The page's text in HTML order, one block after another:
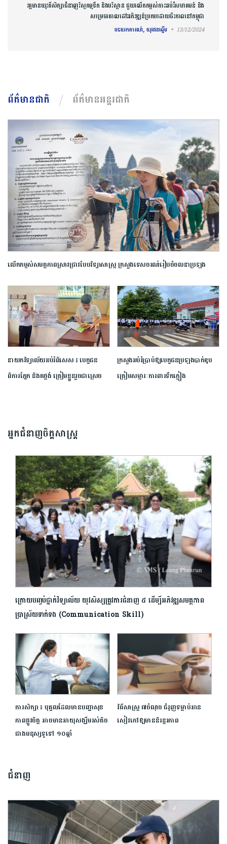
វត្តមានយុវតីសិក្សាជំនាញវិស្វកម្មទឹក និងបរិស្ថាន ជួយលើកកម្ពស់ការអប់រំសហគមន៍ និង
សម្រេចគោលដៅអភិវឌ្ឍន៍​ប្រកបដោយចីរភាពនៅកម្ពុជា
បទយកការណ៍, យុវជនឆ្នើម 13/12/2024
ព័ត៌មានជាតិ ព័ត៌មានអន្តរជាតិ
លើកកម្ពស់​សមត្ថភាព​ស្រាវជ្រាវ​បែប​វិទ្យាសាស្ត្រ​ ក្រសួង​ទេសចរណ៍​រៀបចំ​ចលនា​ប្រឡង​
នាយក​វិទ្យាល័យ​អប់រំ​ពិសេស​ ​៖ ​បេក្ខជន​
ពិការ​ភ្នែក​ និង​គថ្លង់​ ត្រៀមខ្លួន​រួច​ជាស្រេច​
ក្រសួង​អប់រំ​ប្រាប់​ឱ្យ​បេក្ខជន​ប្រឡង​បាក់ឌុប​
ត្រៀម​សម្ភារៈ​ការពារ​ទឹកភ្លៀង​
អ្នកជំនាញចិត្តសាស្រ្ត
ក្រោយបញ្ចប់ថ្នាក់វិទ្យាល័យ យុវសិស្សត្រូវការជំនាញ ៥ ដើម្បីអភិវឌ្ឍសមត្ថភាព
ប្រាស្រ័យទាក់ទង (Communication Skill)
ការសិក្សា ៖ បុគ្គលដែលមានបញ្ហាសុខ
ភាពផ្លូវចិត្ត អាចមានអាយុសង្ឃឹមរស់តិច
ជាងមនុស្សទូទៅ ១០ឆ្នាំ
វិធីសាស្ត្រ​ ​៧​ចំណុច​ ​ជំរុញ​ទម្លាប់​អាន​
សៀវភៅ​ឱ្យ​មាន​និរន្តរភាព​
ជំនាញ